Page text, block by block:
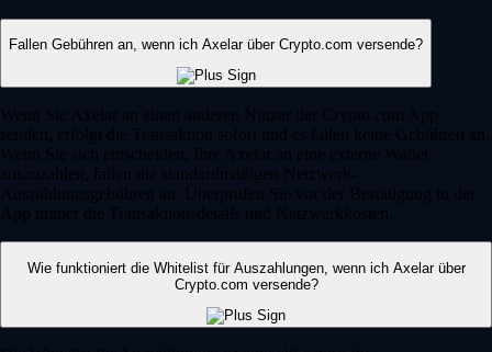
Fallen Gebühren an, wenn ich Axelar über Crypto.com versende?
Wenn Sie Axelar an einen anderen Nutzer der Crypto.com App
senden, erfolgt die Transaktion sofort und es fallen keine Gebühren an.
Wenn Sie sich entscheiden, Ihre Axelar an eine externe Wallet
auszuzahlen, fallen die standardmäßigen Netzwerk-
Auszahlungsgebühren an. Überprüfen Sie vor der Bestätigung in der
App immer die Transaktionsdetails und Netzwerkkosten.
Wie funktioniert die Whitelist für Auszahlungen, wenn ich Axelar über
Crypto.com versende?